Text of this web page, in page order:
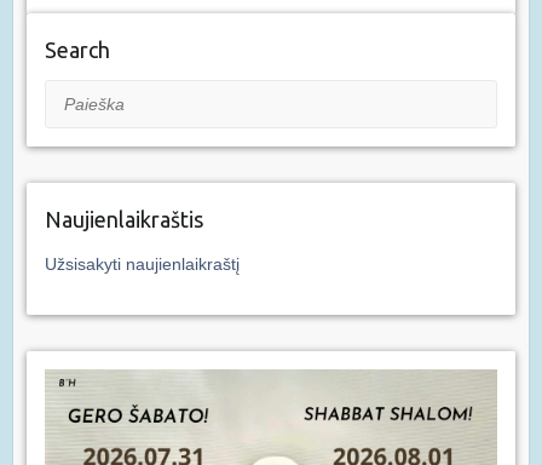
Search
Paieška
Naujienlaikraštis
Užsisakyti naujienlaikraštį